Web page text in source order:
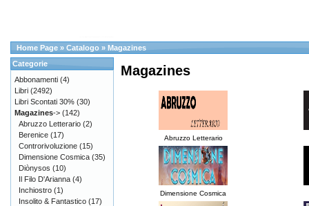
Home Page » Catalogo » Magazines
Magazines
Abruzzo Letterario
Dimensione Cosmica
Categorie
Abbonamenti (4)
Libri (2492)
Libri Scontati 30% (30)
Magazines-> (142)
Abruzzo Letterario (2)
Berenice (17)
Controrivoluzione (15)
Dimensione Cosmica (35)
Diònysos (10)
Il Filo D'Arianna (4)
Inchiostro (1)
Insolito & Fantastico (17)